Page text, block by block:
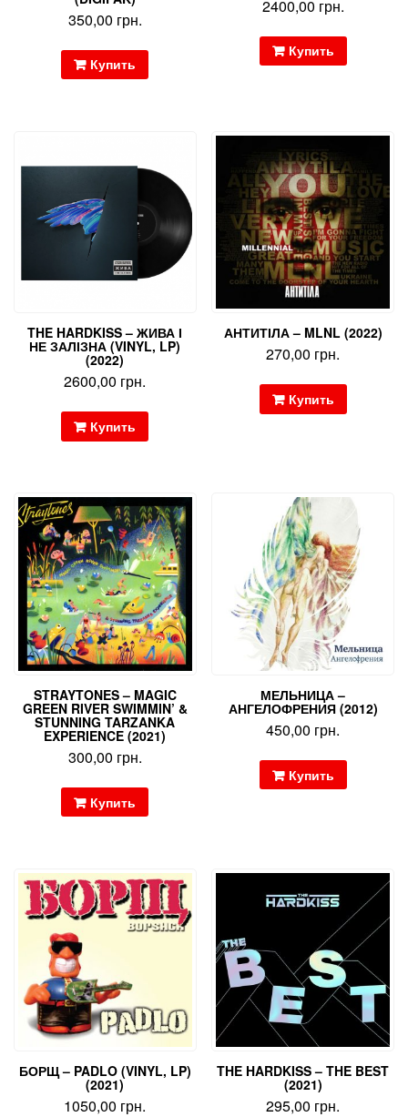
350,00 грн.
Купить
2400,00 грн.
Купить
THE HARDKISS – ЖИВА І
НЕ ЗАЛІЗНА (VINYL, LP)
(2022)
2600,00 грн.
Купить
АНТИТІЛА – MLNL (2022)
270,00 грн.
Купить
STRAYTONES – MAGIC
GREEN RIVER SWIMMIN’ &
STUNNING TARZANKA
EXPERIENCE (2021)
300,00 грн.
Купить
МЕЛЬНИЦА –
АНГЕЛОФРЕНИЯ (2012)
450,00 грн.
Купить
БОРЩ – PADLO (VINYL, LP)
(2021)
1050,00 грн.
THE HARDKISS – THE BEST
(2021)
295,00 грн.